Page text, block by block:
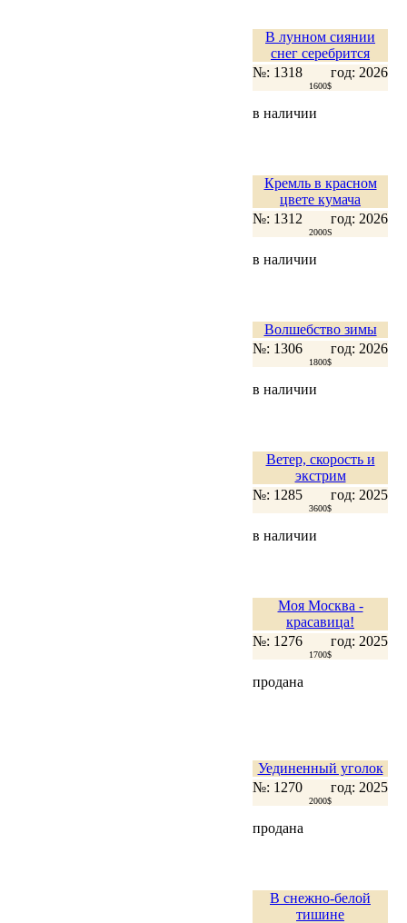
В лунном сиянии
снег серебрится
№: 1318
год: 2026
1600$
в наличии
Кремль в красном
цвете кумача
№: 1312
год: 2026
2000S
в наличии
Волшебство зимы
№: 1306
год: 2026
1800$
в наличии
Ветер, скорость и
экстрим
№: 1285
год: 2025
3600$
в наличии
Моя Москва -
красавица!
№: 1276
год: 2025
1700$
продана
Уединенный уголок
№: 1270
год: 2025
2000$
продана
В снежно-белой
тишине